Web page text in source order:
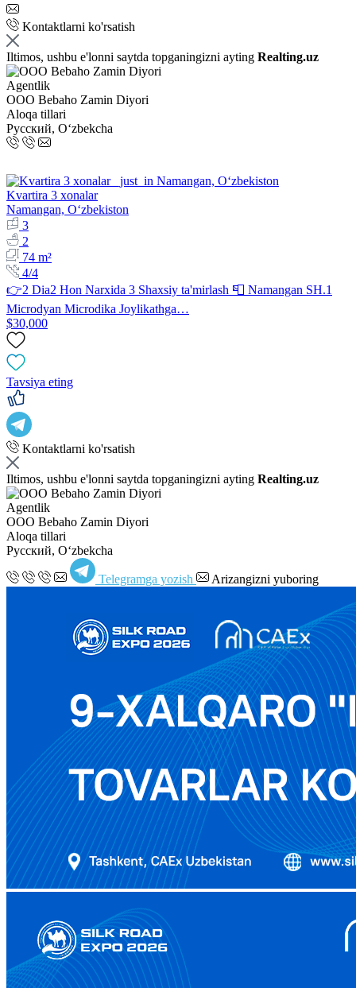
Kontaktlarni ko'rsatish
Iltimos, ushbu e'lonni saytda topganingizni ayting Realting.uz
Agentlik
OOO Bebaho Zamin Diyori
Aloqa tillari
Русский, Oʻzbekcha
Kvartira 3 xonalar
Namangan, Oʻzbekiston
3
2
74 m²
4/4
👉2 Dia2 Hon Narxida 3 Shaxsiy ta'mirlash 📮 Namangan SH.1
Microdyan Microdika Joylikathga…
$30,000
Tavsiya eting
Kontaktlarni ko'rsatish
Iltimos, ushbu e'lonni saytda topganingizni ayting Realting.uz
Agentlik
OOO Bebaho Zamin Diyori
Aloqa tillari
Русский, Oʻzbekcha
Telegramga yozish Arizangizni yuboring